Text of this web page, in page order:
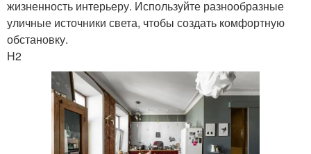
жизненность интерьеру. Используйте разнообразные
уличные источники света, чтобы создать комфортную
обстановку.
H2